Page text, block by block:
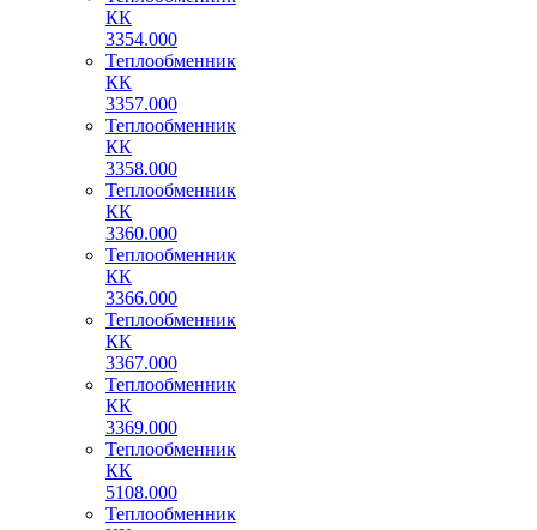
КК
3354.000
Теплообменник
КК
3357.000
Теплообменник
КК
3358.000
Теплообменник
КК
3360.000
Теплообменник
КК
3366.000
Теплообменник
КК
3367.000
Теплообменник
КК
3369.000
Теплообменник
КК
5108.000
Теплообменник